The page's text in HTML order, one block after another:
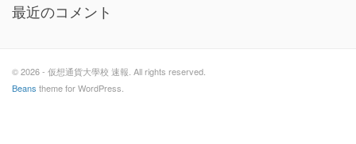
最近のコメント
© 2026 - 仮想通貨大學校 速報. All rights reserved.
Beans theme for WordPress.